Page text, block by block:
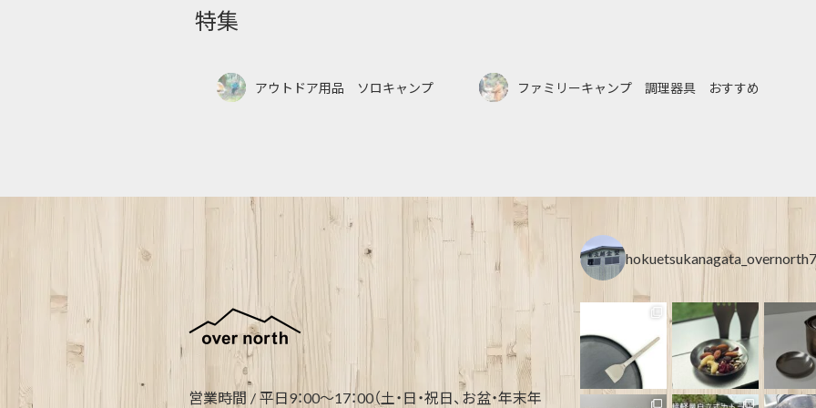
特集
アウトドア用品 ソロキャンプ ファミリーキャンプ 調理器具 おすすめ
営業時間 / 平日9：00～17：00（土・日・祝日、お盆・年末年